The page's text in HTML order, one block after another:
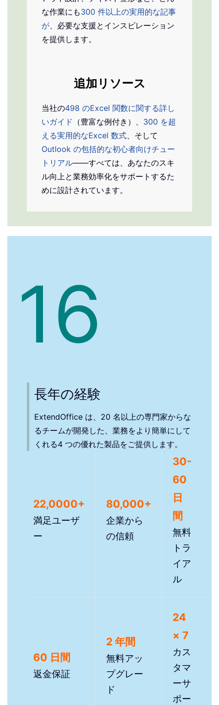
な作業にも300 件以上の実用的な記事
が 、必要な支援とインスピレーション
を提供します。
追加リソース
当社の498 のExcel 関数に関する詳し
いガイド （豊富な例付き）、 300 を超
える実用的なExcel 数式 、そして
Outlook の包括的な初心者向けチュー
トリアル——すべては、あなたのスキ
ル向上と業務効率化をサポートするた
めに設計されています。
16
長年の経験
ExtendOffice は、20 名以上の専門家からな
るチームが開発した、業務をより簡単にして
くれる4 つの優れた製品をご提供します。
22,0000+
満足ユーザ
ー
80,000+
企業から
の信頼
30-
60
日
間
無料
トラ
イア
ル
60 日間
返金保証
2 年間
無料アッ
プグレー
ド
24
× 7
カス
タマ
ーサ
ポー